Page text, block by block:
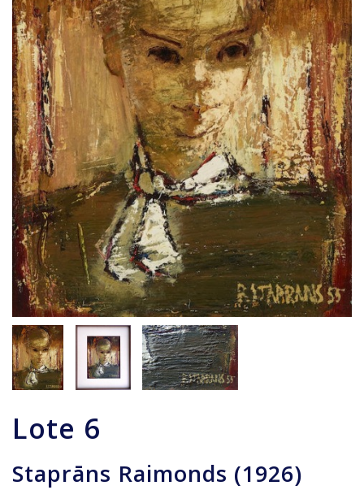
Lote 6
Staprāns Raimonds (1926)